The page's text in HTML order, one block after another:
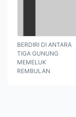
BERDIRI DI ANTARA
TIGA GUNUNG
MEMELUK
REMBULAN